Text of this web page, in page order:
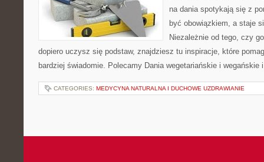
na dania spotykają się z
być obowiązkiem, a staje
Niezależnie od tego, czy
dopiero uczysz się podstaw, znajdziesz tu inspiracje, które
bardziej świadomie. Polecamy Dania wegetariańskie i
CATEGORIES: MEDYCYNA NATURALNA I DUCHOWE UZDRAWIANIE